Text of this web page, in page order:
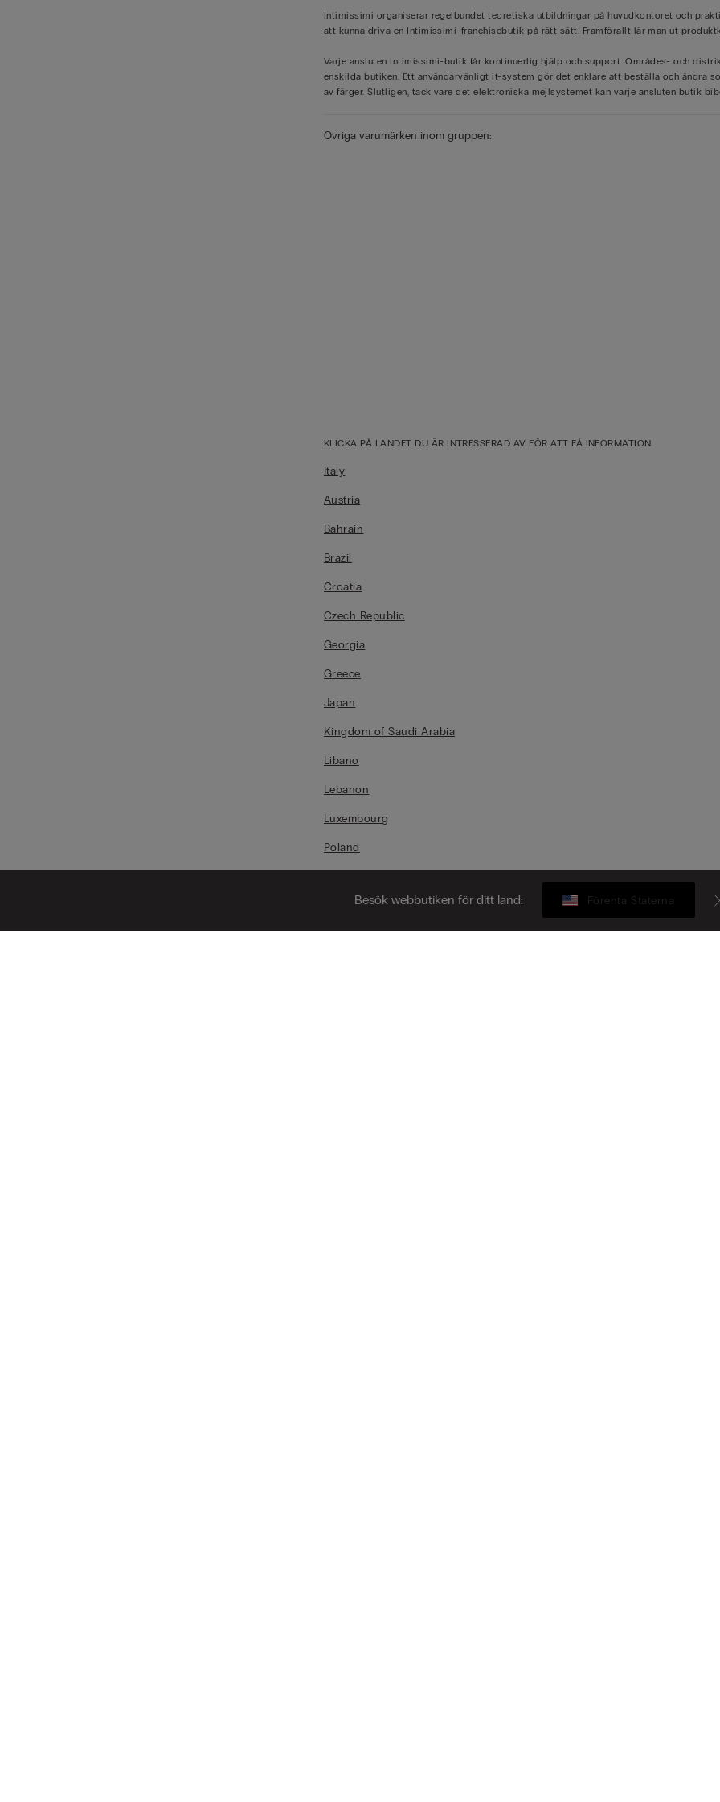
Intimissimi organiserar regelbundet teoretiska utbildningar på huvudkontoret och
att kunna driva en Intimissimi-franchisebutik på rätt sätt. Framförallt lär man ut
Varje ansluten Intimissimi-butik får kontinuerlig hjälp och support. Områdes- och
enskilda butiken. Ett användarvänligt it-system gör det enklare att beställa och ändra
av färger. Slutligen, tack vare det elektroniska mejlsystemet kan varje ansluten butik
Övriga varumärken inom gruppen:
KLICKA PÅ LANDET DU ÄR INTRESSERAD AV FÖR ATT FÅ INFORMATION
Italy
Austria
Bahrain
Brazil
Croatia
Czech Republic
Georgia
Greece
Japan
Kingdom of Saudi Arabia
Libano
Lebanon
Luxembourg
Poland
United Kingdom
Russia
Besök webbutiken för ditt land: Förenta Staterna